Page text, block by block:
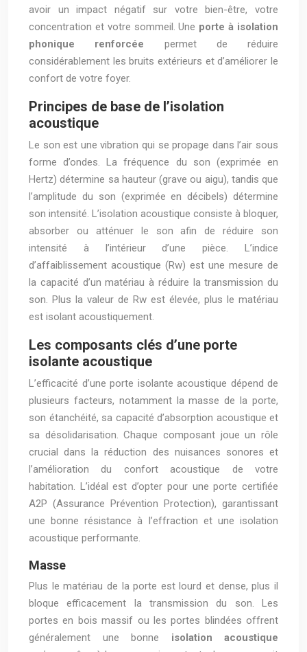
avoir un impact négatif sur votre bien-être, votre
concentration et votre sommeil. Une porte à isolation
phonique renforcée permet de réduire
considérablement les bruits extérieurs et d’améliorer le
confort de votre foyer.
Principes de base de l’isolation
acoustique
Le son est une vibration qui se propage dans l’air sous
forme d’ondes. La fréquence du son (exprimée en
Hertz) détermine sa hauteur (grave ou aigu), tandis que
l’amplitude du son (exprimée en décibels) détermine
son intensité. L’isolation acoustique consiste à bloquer,
absorber ou atténuer le son afin de réduire son
intensité à l’intérieur d’une pièce. L’indice
d’affaiblissement acoustique (Rw) est une mesure de
la capacité d’un matériau à réduire la transmission du
son. Plus la valeur de Rw est élevée, plus le matériau
est isolant acoustiquement.
Les composants clés d’une porte
isolante acoustique
L’efficacité d’une porte isolante acoustique dépend de
plusieurs facteurs, notamment la masse de la porte,
son étanchéité, sa capacité d’absorption acoustique et
sa désolidarisation. Chaque composant joue un rôle
crucial dans la réduction des nuisances sonores et
l’amélioration du confort acoustique de votre
habitation. L’idéal est d’opter pour une porte certifiée
A2P (Assurance Prévention Protection), garantissant
une bonne résistance à l’effraction et une isolation
acoustique performante.
Masse
Plus le matériau de la porte est lourd et dense, plus il
bloque efficacement la transmission du son. Les
portes en bois massif ou les portes blindées offrent
généralement une bonne isolation acoustique